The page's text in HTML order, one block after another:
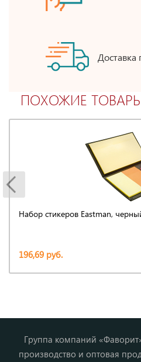
Доставка
ПОХОЖИЕ
Набор стикеров Eastman,
196,69 руб.
Группа компаний
производство и оптовая